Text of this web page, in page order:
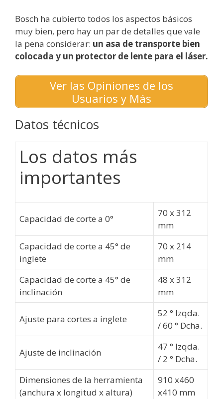
Bosch ha cubierto todos los aspectos básicos
muy bien, pero hay un par de detalles que vale
la pena considerar: un asa de transporte bien
colocada y un protector de lente para el láser.
Ver las Opiniones de los
Usuarios y Más
Datos técnicos
Los datos más
importantes
Capacidad de corte a 0°
70 x 312
mm
Capacidad de corte a 45° de
inglete
70 x 214
mm
Capacidad de corte a 45° de
inclinación
48 x 312
mm
Ajuste para cortes a inglete
52 ° Izqda.
/ 60 ° Dcha.
Ajuste de inclinación
47 ° Izqda.
/ 2 ° Dcha.
Dimensiones de la herramienta
(anchura x longitud x altura)
910 x460
x410 mm